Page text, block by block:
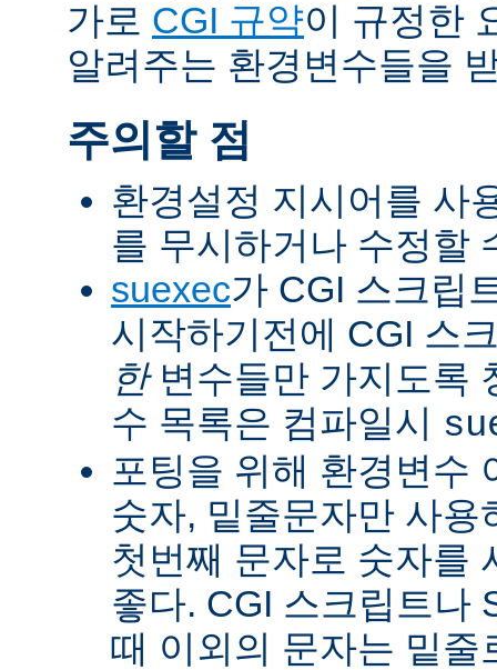
가로 CGI 규약이 규정한
알려주는 환경변수들을
주의할 점
환경설정 지시어를 사
를 무시하거나 수정할
suexec가 CGI 스크립
시작하기전에 CGI 스
한변수들만 가지도록
수 목록은 컴파일시
포팅을 위해 환경변수
숫자, 밑줄문자만 사용
첫번째 문자로 숫자를
좋다. CGI 스크립트나
때 이외의 문자는 밑줄